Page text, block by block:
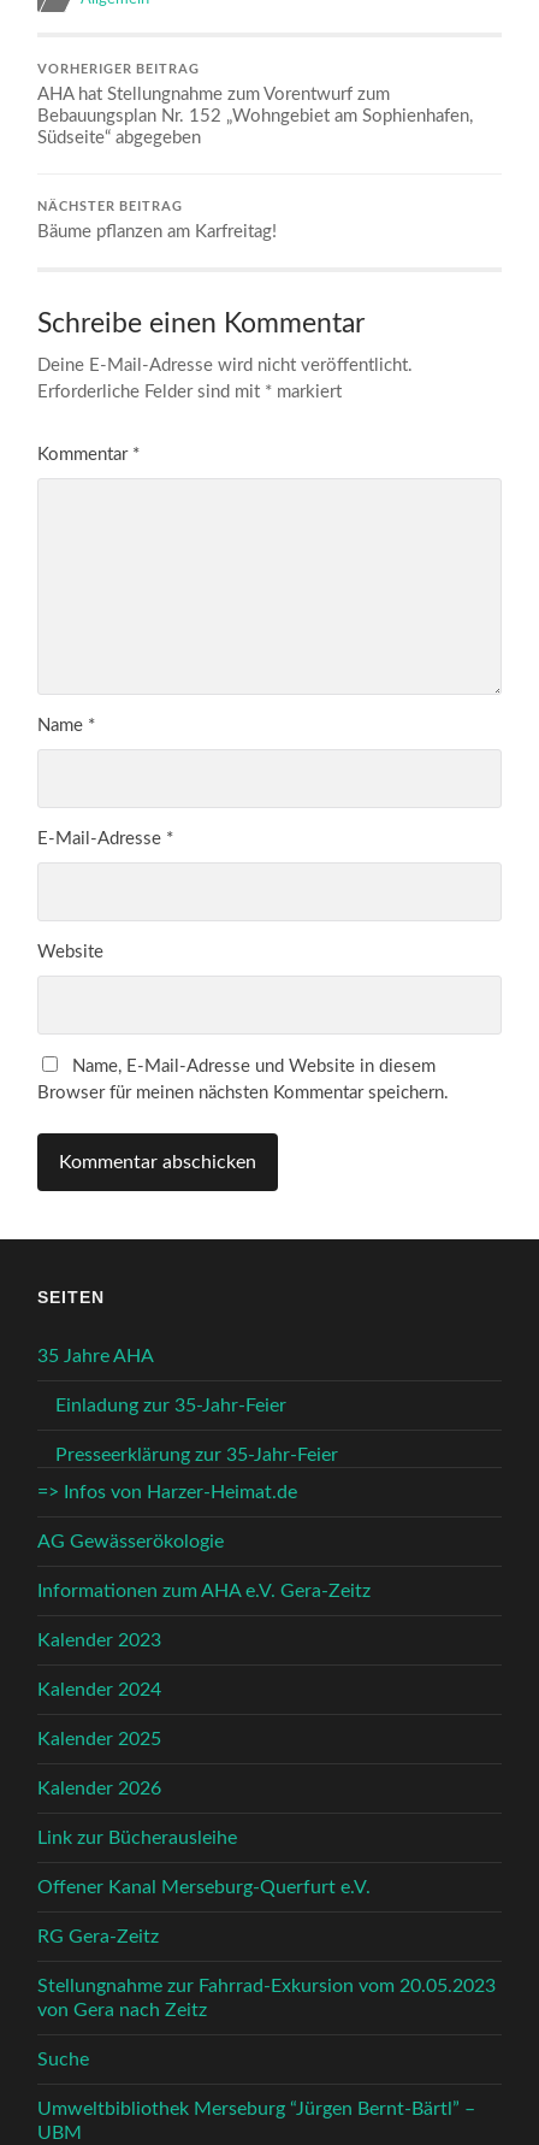
VORHERIGER BEITRAG
AHA hat Stellungnahme zum Vorentwurf zum
Bebauungsplan Nr. 152 „Wohngebiet am Sophienhafen,
Südseite“ abgegeben
NÄCHSTER BEITRAG
Bäume pflanzen am Karfreitag!
Schreibe einen Kommentar
Deine E-Mail-Adresse wird nicht veröffentlicht.
Erforderliche Felder sind mit * markiert
Kommentar *
Name *
E-Mail-Adresse *
Website
Name, E-Mail-Adresse und Website in diesem
Browser für meinen nächsten Kommentar speichern.
SEITEN
35 Jahre AHA
Einladung zur 35-Jahr-Feier
Presseerklärung zur 35-Jahr-Feier
=> Infos von Harzer-Heimat.de
AG Gewässerökologie
Informationen zum AHA e.V. Gera-Zeitz
Kalender 2023
Kalender 2024
Kalender 2025
Kalender 2026
Link zur Bücherausleihe
Offener Kanal Merseburg-Querfurt e.V.
RG Gera-Zeitz
Stellungnahme zur Fahrrad-Exkursion vom 20.05.2023
von Gera nach Zeitz
Suche
Umweltbibliothek Merseburg “Jürgen Bernt-Bärtl” –
UBM